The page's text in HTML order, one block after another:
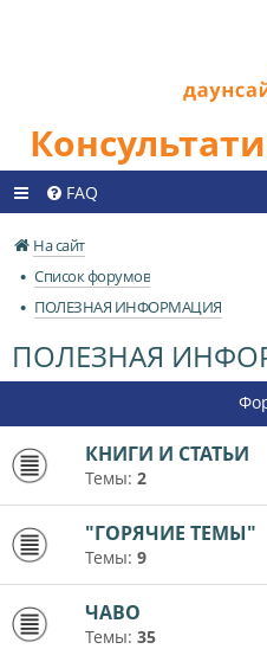
FAQ
На сайт
Список форумов
ПОЛЕЗНАЯ ИНФОРМАЦИЯ
ПОЛЕЗНАЯ
КНИГИ И СТАТЬИ
Темы: 2
"ГОРЯЧИЕ ТЕМЫ"
Темы: 9
ЧАВО
Темы: 35